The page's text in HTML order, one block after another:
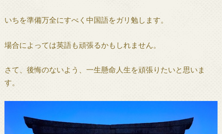
いちを準備万全にすべく中国語をガリ勉します。
場合によっては英語も頑張るかもしれません。
さて、後悔のないよう、一生懸命人生を頑張りたいと思いま
す。